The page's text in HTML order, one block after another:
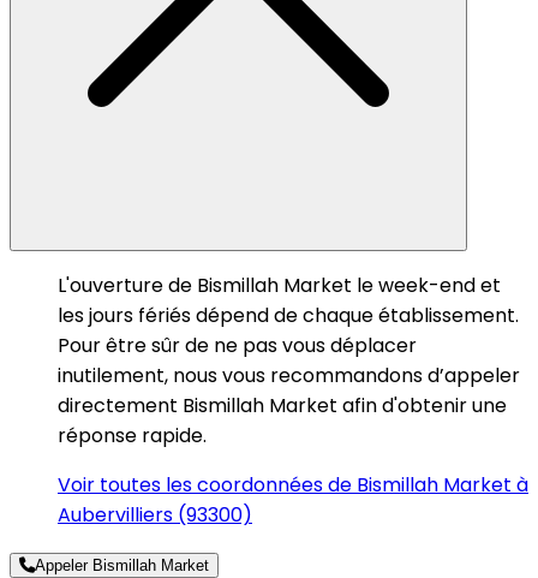
L'ouverture de Bismillah Market le week-end et
les jours fériés dépend de chaque établissement.
Pour être sûr de ne pas vous déplacer
inutilement, nous vous recommandons d’appeler
directement Bismillah Market afin d'obtenir une
réponse rapide.
Voir toutes les coordonnées de Bismillah Market à
Aubervilliers (93300)
Appeler Bismillah Market